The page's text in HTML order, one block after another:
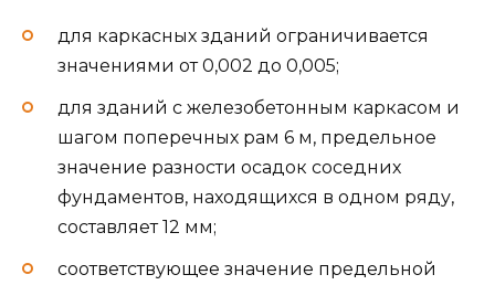
для каркасных зданий ограничивается
значениями от 0,002 до 0,005;
для зданий с железобетонным каркасом и
шагом поперечных рам 6 м, предельное
значение разности осадок соседних
фундаментов, находящихся в одном ряду,
составляет 12 мм;
соответствующее значение предельной